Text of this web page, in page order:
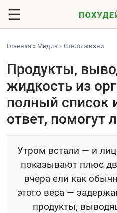
Главная » Медиа »Стиль жизни
Продукты,
жидкость из
полный список
ответ, помогут
Утром встали — и
показывают плюс
вчера ели как
этого веса —
продукты,